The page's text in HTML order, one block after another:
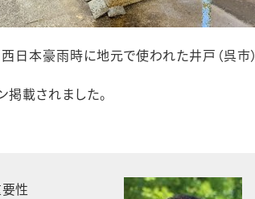
西日本豪雨時に地元で使われた井戸（呉市）
載されました。
性